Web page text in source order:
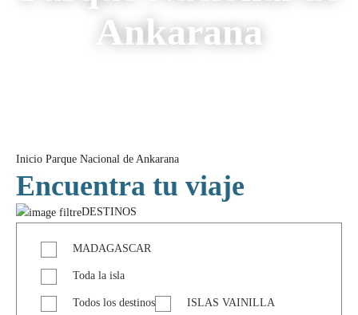
Ankarana
Inicio Parque Nacional de Ankarana
Encuentra tu viaje
DESTINOS
MADAGASCAR
Toda la isla
Todos los destinos ISLAS VAINILLA